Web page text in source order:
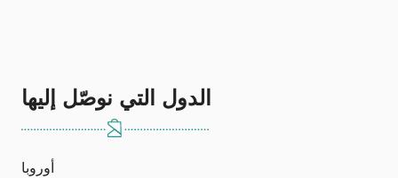
الدول التي نوصّل إليها
أوروبا